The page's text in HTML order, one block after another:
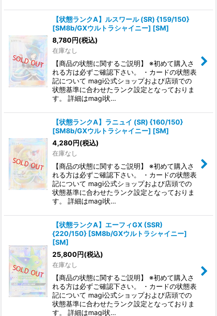
【状態ランクA】ルスワール (SR) {159/150}
[SM8b/GXウルトラシャイニー] [SM]
8,780円(税込)
在庫なし
【商品の状態に関するご説明】 ※初めて購入さ
れる方は必ずご確認下さい。 ・カードの状態表
記について magi公式ショップおよび店頭での
状態基準に合わせたランク設定となっておりま
す。 詳細はmagi状…
【状態ランクA】ラニュイ (SR) {160/150}
[SM8b/GXウルトラシャイニー] [SM]
4,280円(税込)
在庫なし
【商品の状態に関するご説明】 ※初めて購入さ
れる方は必ずご確認下さい。 ・カードの状態表
記について magi公式ショップおよび店頭での
状態基準に合わせたランク設定となっておりま
す。 詳細はmagi状…
【状態ランクA】エーフィGX (SSR)
{220/150} [SM8b/GXウルトラシャイニー]
[SM]
25,800円(税込)
在庫なし
【商品の状態に関するご説明】 ※初めて購入さ
れる方は必ずご確認下さい。 ・カードの状態表
記について magi公式ショップおよび店頭での
状態基準に合わせたランク設定となっておりま
す。 詳細はmagi状…